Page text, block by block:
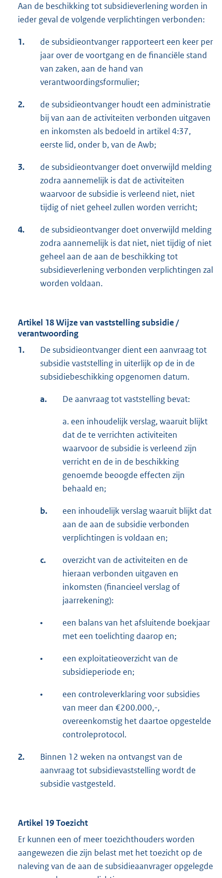
Aan de beschikking tot subsidieverlening worden in
ieder geval de volgende verplichtingen verbonden:
1.
de subsidieontvanger rapporteert een keer per
jaar over de voortgang en de financiële stand
van zaken, aan de hand van
verantwoordingsformulier;
2.
de subsidieontvanger houdt een administratie
bij van aan de activiteiten verbonden uitgaven
en inkomsten als bedoeld in artikel 4:37,
eerste lid, onder b, van de Awb;
3.
de subsidieontvanger doet onverwijld melding
zodra aannemelijk is dat de activiteiten
waarvoor de subsidie is verleend niet, niet
tijdig of niet geheel zullen worden verricht;
4.
de subsidieontvanger doet onverwijld melding
zodra aannemelijk is dat niet, niet tijdig of niet
geheel aan de aan de beschikking tot
subsidieverlening verbonden verplichtingen zal
worden voldaan.
Artikel 18 Wijze van vaststelling subsidie /
verantwoording
1.
De subsidieontvanger dient een aanvraag tot
subsidie vaststelling in uiterlijk op de in de
subsidiebeschikking opgenomen datum.
a. De aanvraag tot vaststelling bevat:
a. een inhoudelijk verslag, waaruit blijkt
dat de te verrichten activiteiten
waarvoor de subsidie is verleend zijn
verricht en de in de beschikking
genoemde beoogde effecten zijn
behaald en;
b.
een inhoudelijk verslag waaruit blijkt dat
aan de aan de subsidie verbonden
verplichtingen is voldaan en;
c.
overzicht van de activiteiten en de
hieraan verbonden uitgaven en
inkomsten (financieel verslag of
jaarrekening):
•
een balans van het afsluitende boekjaar
met een toelichting daarop en;
•
een exploitatieoverzicht van de
subsidieperiode en;
•
een controleverklaring voor subsidies
van meer dan €200.000,-,
overeenkomstig het daartoe opgestelde
controleprotocol.
2.
Binnen 12 weken na ontvangst van de
aanvraag tot subsidievaststelling wordt de
subsidie vastgesteld.
Artikel 19 Toezicht
Er kunnen een of meer toezichthouders worden
aangewezen die zijn belast met het toezicht op de
naleving van de aan de subsidieaanvrager opgelegde